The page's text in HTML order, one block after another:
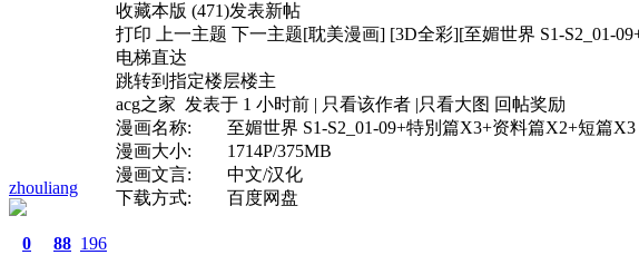
zhouliang
0 88 196
收藏本版 (471)发表新帖
打印 上一主题 下一主题[耽美漫画] [3D全彩][至媚世界 S1-S2_01-
电梯直达
跳转到指定楼层楼主
acg之家 发表于 1 小时前 | 只看该作者 |只看大图 回帖奖励
漫画名称: 至媚世界 S1-S2_01-09+特別篇X3+资料篇X2+短篇X3
漫画大小: 1714P/375MB
漫画文言: 中文/汉化
下载方式: 百度网盘